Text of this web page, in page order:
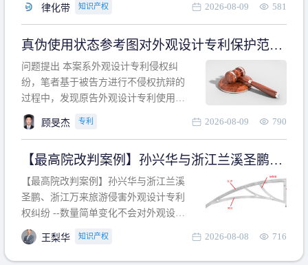
利角度因素：被诉侵权游戏销售数量、
人数、活跃人数、市场占用率；（3）被
告主观因素：被告的主观恶意、是否明
知或应知、是否有
律化带 知识产权 2026-08-09 581
真伪使用状态参考图对外观设计专利保护范围
的影响
问题提出 本案系外观设计专利侵权纠
纷，笔者基于被告方进行不侵权抗辩的
过程中，发现原告外观设计专利使用状
态参考图中的外观设计与被告涉案商品
的视觉效果存在显著区别。故就使用状
保护范围确定进行了研究，将办案体会
与研究过程记录如下： 简要结论： 笔者
提出使用状态参考图应以
顾旻杰 专利 2026-08-09 790
【最高院改判案例】孙兴华与浙江兰溪圣鹏、
浙江万来旅游侵害外观设计专利权纠纷
【最高院改判案例】孙兴华与浙江兰溪
圣鹏、浙江万来旅游侵害外观设计专利
权纠纷 --数量简单变化不会对外观设计
产生视觉影响，及现有设计抗辩与专利
无效再审改判可以执行回转 【承办律
师】 王梨华 浙江杭知桥律师事务所 【案
王梨华 知识产权 2026-08-08 716